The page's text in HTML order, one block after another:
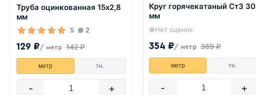
Труба оцинкованная 15х2,8
мм
5 2
129 ₽/ метр 142 ₽
метр тн.
- +
Круг горячекатаный Ст3 30
мм
Нет оценок
354 ₽/ метр 389 ₽
метр тн.
- +